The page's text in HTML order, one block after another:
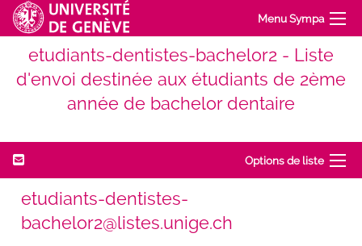
Menu Sympa
etudiants-dentistes-bachelor2 - Liste
d'envoi destinée aux étudiants de 2ème
année de bachelor dentaire
Options de liste
etudiants-dentistes-
bachelor2@listes.unige.ch